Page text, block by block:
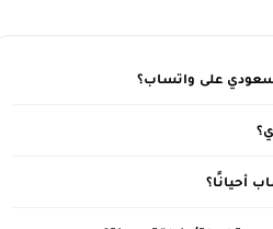
على واتساب؟
أحيانًا؟